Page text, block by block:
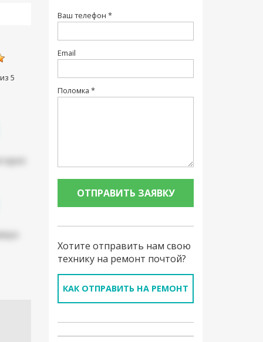
5
Ваш телефон *
Email
Поломка *
Хотите отправить нам свою
технику на ремонт почтой?
КАК ОТПРАВИТЬ НА РЕМОНТ